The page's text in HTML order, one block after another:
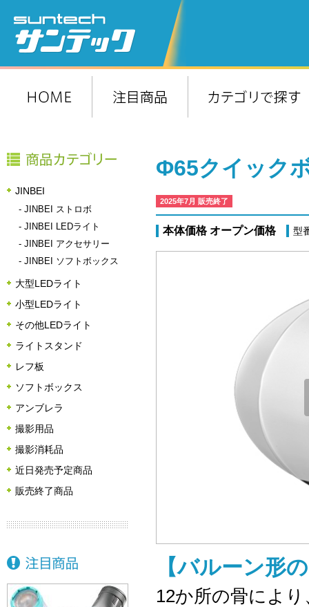
Φ65クイック
2025年7月 販売終了
本体価格 オープン価格 型
【バルーン形
12か所の骨によ
JINBEI
- JINBEI ストロボ
- JINBEI LEDライト
- JINBEI アクセサリー
- JINBEI ソフトボックス
大型LEDライト
小型LEDライト
その他LEDライト
ライトスタンド
レフ板
ソフトボックス
アンブレラ
撮影用品
撮影消耗品
近日発売予定商品
販売終了商品